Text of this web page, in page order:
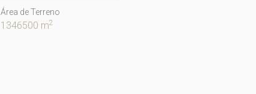
Área de Terreno
1346500 m2